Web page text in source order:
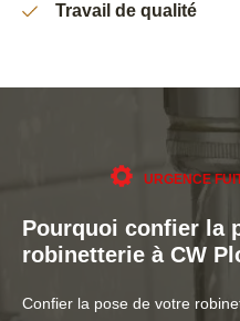
Travail de qualité
URGENCE
Pourquoi confier la
robinetterie à CW
Confier la pose de votre